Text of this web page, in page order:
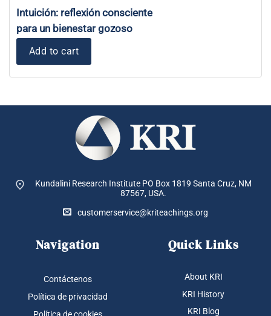
Intuición: reflexión consciente
para un bienestar gozoso
Add to cart
Kundalini Research Institute PO Box 1819 Santa Cruz, NM
87567, USA.
customerservice@kriteachings.org
Navigation
Contáctenos
Política de privacidad
Quick Links
About KRI
KRI History
KRI Blog